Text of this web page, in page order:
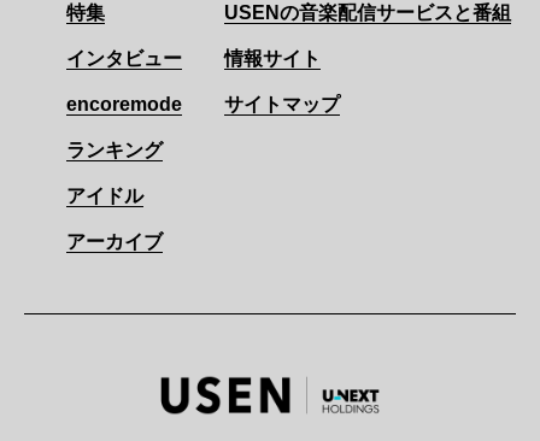
特集
インタビュー
encoremode
ランキング
アイドル
アーカイブ
USENの音楽配信サービスと番組
情報サイト
サイトマップ